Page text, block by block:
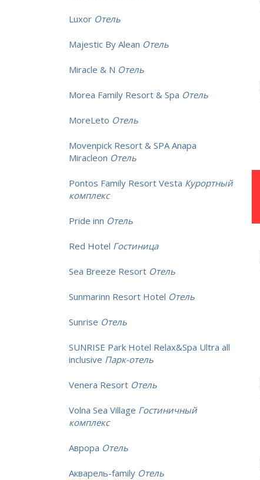
Luxor Отель
Majestic By Alean Отель
Miracle & N Отель
Morea Family Resort & Spa Отель
MoreLeto Отель
Movenpick Resort & SPA Anapa
Miracleon Отель
Pontos Family Resort Vesta Курортный
комплекс
Pride inn Отель
Red Hotel Гостиница
Sea Breeze Resort Отель
Sunmarinn Resort Hotel Отель
Sunrise Отель
SUNRISE Park Hotel Relax&Spa Ultra all
inclusive Парк-отель
Venera Resort Отель
Volna Sea Village Гостиничный
комплекс
Аврора Отель
Акварель-family Отель